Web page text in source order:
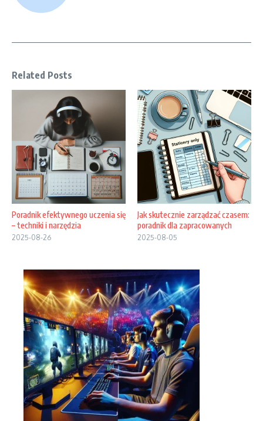
Related Posts
Poradnik efektywnego uczenia się
– techniki i narzędzia
2025-08-26
Jak skutecznie zarządzać czasem:
poradnik dla zapracowanych
2025-08-05